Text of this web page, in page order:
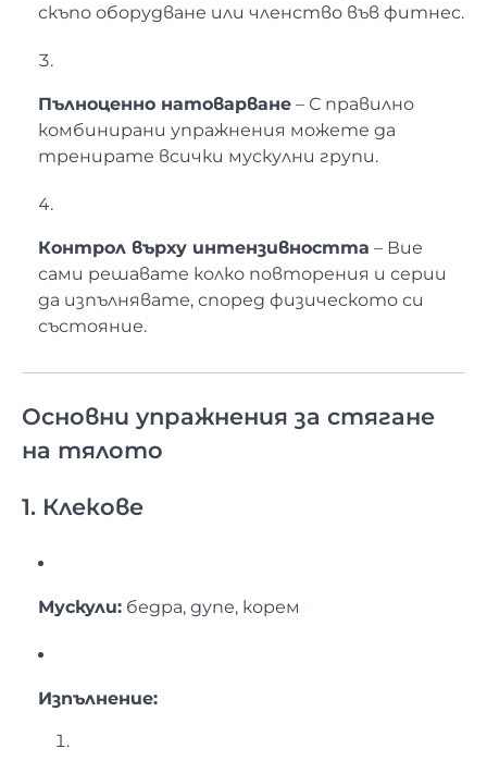
скъпо оборудване или членство във фитнес.
Пълноценно натоварване – С правилно
комбинирани упражнения можете да
тренирате всички мускулни групи.
Контрол върху интензивността – Вие
сами решавате колко повторения и серии
да изпълнявате, според физическото си
състояние.
Основни упражнения за стягане
на тялото
1. Клекове
Мускули: бедра, дупе, корем
Изпълнение: